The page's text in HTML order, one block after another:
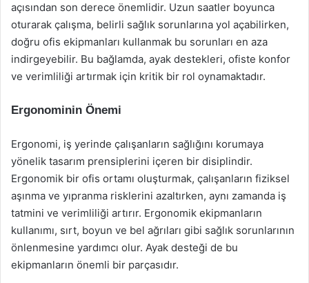
açısından son derece önemlidir. Uzun saatler boyunca
oturarak çalışma, belirli sağlık sorunlarına yol açabilirken,
doğru ofis ekipmanları kullanmak bu sorunları en aza
indirgeyebilir. Bu bağlamda, ayak destekleri, ofiste konfor
ve verimliliği artırmak için kritik bir rol oynamaktadır.
Ergonominin Önemi
Ergonomi, iş yerinde çalışanların sağlığını korumaya
yönelik tasarım prensiplerini içeren bir disiplindir.
Ergonomik bir ofis ortamı oluşturmak, çalışanların fiziksel
aşınma ve yıpranma risklerini azaltırken, aynı zamanda iş
tatmini ve verimliliği artırır. Ergonomik ekipmanların
kullanımı, sırt, boyun ve bel ağrıları gibi sağlık sorunlarının
önlenmesine yardımcı olur. Ayak desteği de bu
ekipmanların önemli bir parçasıdır.